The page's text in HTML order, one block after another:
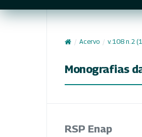
/ Acervo / v. 108 n. 2
Monografias
RSP Enap